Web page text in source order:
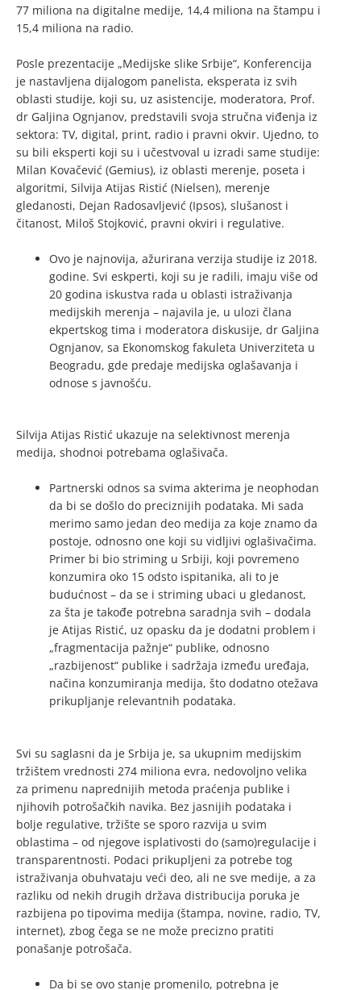
77 miliona na digitalne medije, 14,4 miliona na štampu i
15,4 miliona na radio.
Posle prezentacije „Medijske slike Srbije“, Konferencija
je nastavljena dijalogom panelista, eksperata iz svih
oblasti studije, koji su, uz asistencije, moderatora, Prof.
dr Galjina Ognjanov, predstavili svoja stručna viđenja iz
sektora: TV, digital, print, radio i pravni okvir. Ujedno, to
su bili eksperti koji su i učestvoval u izradi same studije:
Milan Kovačević (Gemius), iz oblasti merenje, poseta i
algoritmi, Silvija Atijas Ristić (Nielsen), merenje
gledanosti, Dejan Radosavljević (Ipsos), slušanost i
čitanost, Miloš Stojković, pravni okviri i regulative.
Ovo je najnovija, ažurirana verzija studije iz 2018.
godine. Svi eskperti, koji su je radili, imaju više od
20 godina iskustva rada u oblasti istraživanja
medijskih merenja – najavila je, u ulozi člana
ekpertskog tima i moderatora diskusije, dr Galjina
Ognjanov, sa Ekonomskog fakuleta Univerziteta u
Beogradu, gde predaje medijska oglašavanja i
odnose s javnošću.
Silvija Atijas Ristić ukazuje na selektivnost merenja
medija, shodnoi potrebama oglašivača.
Partnerski odnos sa svima akterima je neophodan
da bi se došlo do preciznijih podataka. Mi sada
merimo samo jedan deo medija za koje znamo da
postoje, odnosno one koji su vidljivi oglašivačima.
Primer bi bio striming u Srbiji, koji povremeno
konzumira oko 15 odsto ispitanika, ali to je
budućnost – da se i striming ubaci u gledanost,
za šta je takođe potrebna saradnja svih – dodala
je Atijas Ristić, uz opasku da je dodatni problem i
„fragmentacija pažnje“ publike, odnosno
„razbijenost“ publike i sadržaja između uređaja,
načina konzumiranja medija, što dodatno otežava
prikupljanje relevantnih podataka.
Svi su saglasni da je Srbija je, sa ukupnim medijskim
tržištem vrednosti 274 miliona evra, nedovoljno velika
za primenu naprednijih metoda praćenja publike i
njihovih potrošačkih navika. Bez jasnijih podataka i
bolje regulative, tržište se sporo razvija u svim
oblastima – od njegove isplativosti do (samo)regulacije i
transparentnosti. Podaci prikupljeni za potrebe tog
istraživanja obuhvataju veći deo, ali ne sve medije, a za
razliku od nekih drugih država distribucija poruka je
razbijena po tipovima medija (štampa, novine, radio, TV,
internet), zbog čega se ne može precizno pratiti
ponašanje potrošača.
Da bi se ovo stanje promenilo, potrebna je